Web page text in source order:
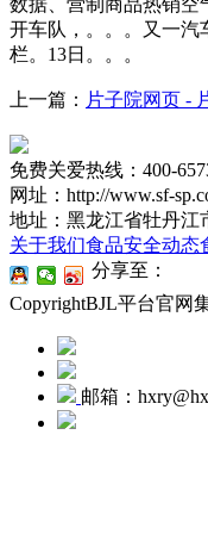
数据、营制商品热销空
开车队，。。。又一汽
栏。13日。。。
上一篇： 片子院网页 -
免费关爱热线：400-
网址：http://www.sf-
地址：黑龙江省牡丹江
关于我们食品安全动态
分享至：
CopyrightBJL平台官网
邮箱：